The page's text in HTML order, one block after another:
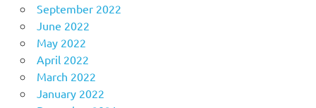
September 2022
June 2022
May 2022
April 2022
March 2022
January 2022